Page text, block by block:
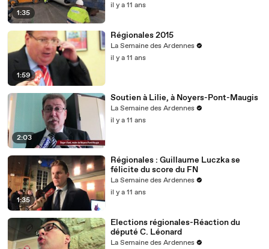
1:35
il y a 11 ans
1:59
Régionales 2015
La Semaine des Ardennes
il y a 11 ans
2:03
Soutien à Lilie, à Noyers-Pont-Maugis
La Semaine des Ardennes
il y a 11 ans
1:35
Régionales : Guillaume Luczka se
félicite du score du FN
La Semaine des Ardennes
il y a 11 ans
Elections régionales-Réaction du
député C. Léonard
La Semaine des Ardennes